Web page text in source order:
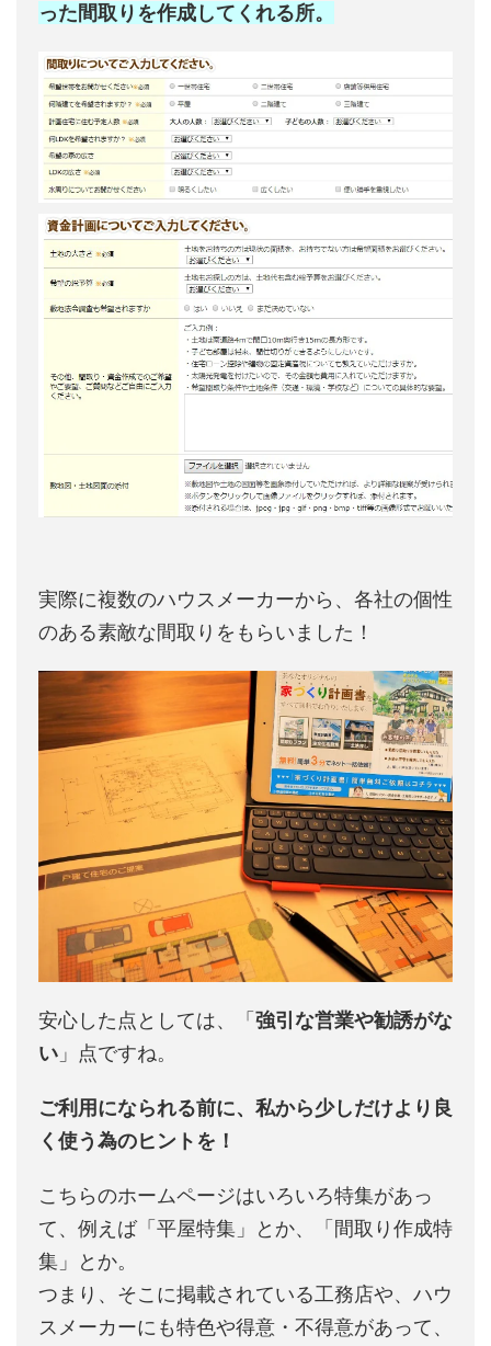
った間取りを作成してくれる所。
実際に複数のハウスメーカーから、各社の個性
のある素敵な間取りをもらいました！
安心した点としては、「 強引な営業や勧誘がな
い 」点ですね。
ご利用になられる前に、私から少しだけより良
く使う為のヒントを！
こちらのホームページはいろいろ特集があっ
て、例えば「平屋特集」とか、「間取り作成特
集」とか。
つまり、そこに掲載されている工務店や、ハウ
スメーカーにも特色や得意・不得意があって、